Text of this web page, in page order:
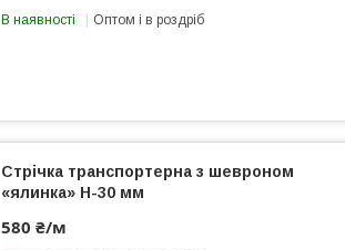
В наявності Оптом і в роздріб
Стрічка транспортерна з шевроном
«ялинка» Н-30 мм
580 ₴/м